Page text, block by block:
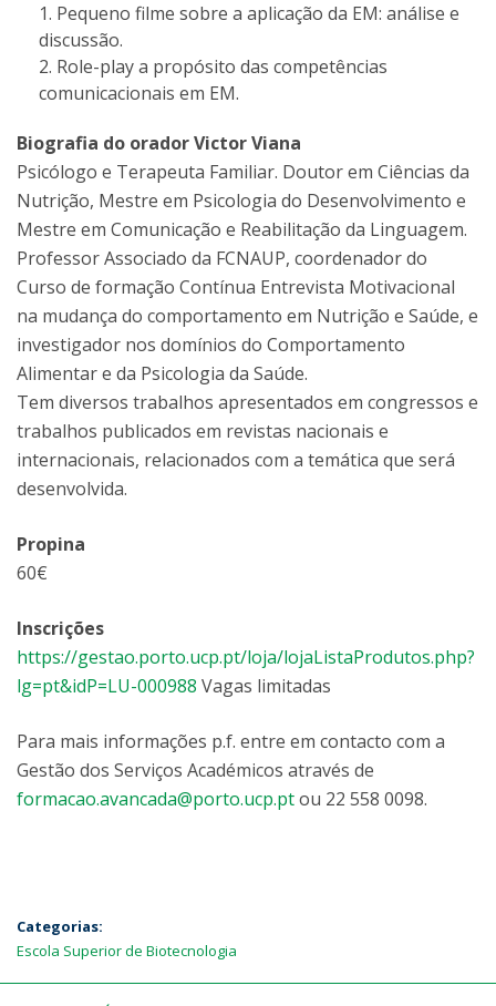
Pequeno filme sobre a aplicação da EM: análise e
discussão.
Role-play a propósito das competências
comunicacionais em EM.
Biografia do orador Victor Viana
Psicólogo e Terapeuta Familiar. Doutor em Ciências da
Nutrição, Mestre em Psicologia do Desenvolvimento e
Mestre em Comunicação e Reabilitação da Linguagem.
Professor Associado da FCNAUP, coordenador do
Curso de formação Contínua Entrevista Motivacional
na mudança do comportamento em Nutrição e Saúde, e
investigador nos domínios do Comportamento
Alimentar e da Psicologia da Saúde.
Tem diversos trabalhos apresentados em congressos e
trabalhos publicados em revistas nacionais e
internacionais, relacionados com a temática que será
desenvolvida.
Propina
60€
Inscrições
https://gestao.porto.ucp.pt/loja/lojaListaProdutos.php?
lg=pt&idP=LU-000988 Vagas limitadas
Para mais informações p.f. entre em contacto com a
Gestão dos Serviços Académicos através de
formacao.avancada@porto.ucp.ptou 22 558 0098.
Categorias:
Escola Superior de Biotecnologia